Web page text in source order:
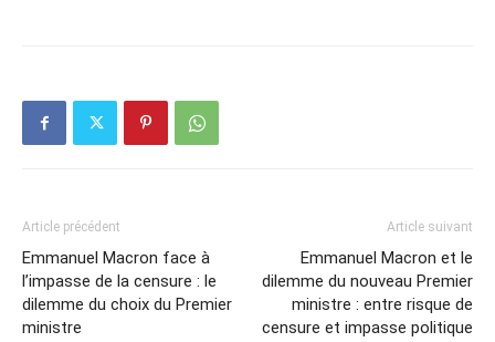
Article précédent
Emmanuel Macron face à
l’impasse de la censure : le
dilemme du choix du Premier
ministre
Article suivant
Emmanuel Macron et le
dilemme du nouveau Premier
ministre : entre risque de
censure et impasse politique